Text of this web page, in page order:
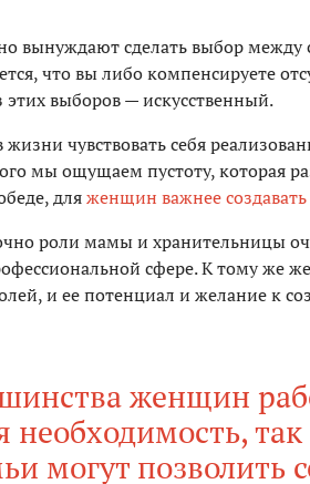
вынуждают сделать выбор между
что вы либо компенсируете
выборов — искусственный.
чувствовать себя
мы ощущаем пустоту, которая
дляженщин важнее
роли мамы и хранительницы
сфере. К тому же
и ее потенциал и желание к
женщин
необходимость,
могут позволить